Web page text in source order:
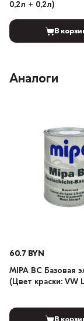
0,2л + 0,2л)
В
Аналоги
60.7 BYN
MIPA BC Базовая
(Цвет краски: VW
В